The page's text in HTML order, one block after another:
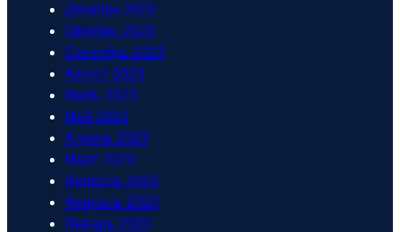
Декабрь 2023
Октябрь 2023
Сентябрь 2023
Август 2023
Июль 2023
Май 2023
Апрель 2023
Март 2023
Февраль 2023
Февраль 2020
Январь 2020